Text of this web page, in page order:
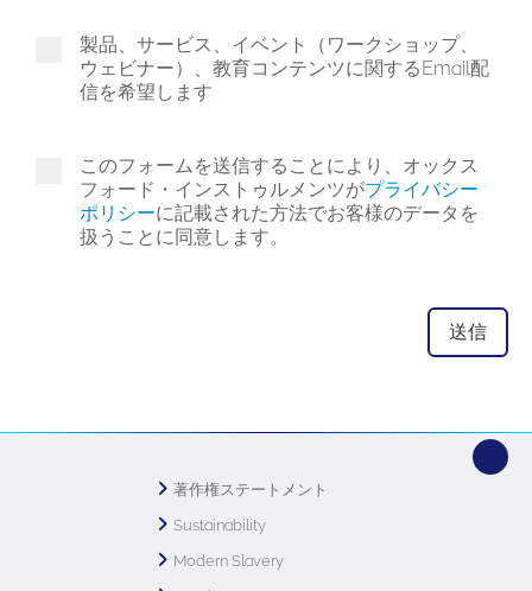
製品、サービス、イベント（ワークショップ、
ウェビナー）、教育コンテンツに関するEmail配
信を希望します
このフォームを送信することにより、オックス
フォード・インストゥルメンツがプライバシー
ポリシーに記載された方法でお客様のデータを
扱うことに同意します。
著作権ステートメント
Sustainability
Modern Slavery